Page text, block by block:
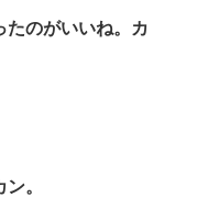
たのがいいね。カ
。